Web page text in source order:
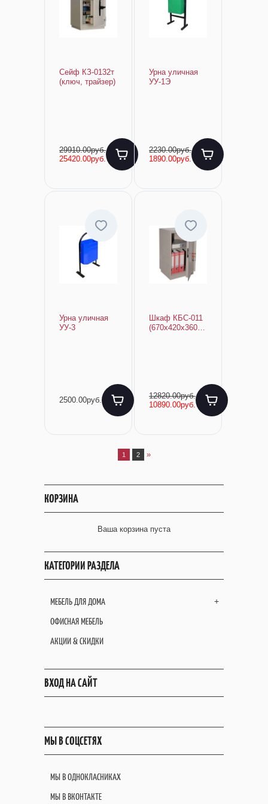
Сейф КЗ-0132т
(ключ, трайзер)
29910.00руб.
25420.00руб.
Урна уличная
УУ-1Э
2230.00руб.
1890.00руб.
Урна уличная
УУ-3
2500.00руб.
Шкаф КБС-011
(670х420х360,
12820.00руб.
10890.00руб.
1 2 »
КОРЗИНА
Ваша корзина пуста
КАТЕГОРИИ РАЗДЕЛА
+
МЕБЕЛЬ ДЛЯ ДОМА
ОФИСНАЯ МЕБЕЛЬ
АКЦИИ & СКИДКИ
ВХОД НА САЙТ
МЫ В СОЦСЕТЯХ
МЫ В ОДНОКЛАСНИКАХ
МЫ В ВКОНТАКТЕ